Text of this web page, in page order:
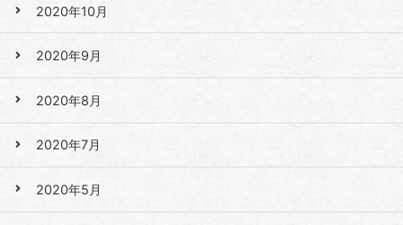
2020年10月
2020年9月
2020年8月
2020年7月
2020年5月